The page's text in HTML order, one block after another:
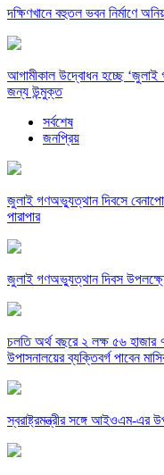
দক্ষিণখানে বহুতল ভবন নির্মাণে
আগামীকাল উদ্বোধন হচ্ছে
জন্য উন্মুক্ত
সর্বশেষ
জনপ্রিয়
জুলাই গণঅভ্যুত্থান দিবসে
পারাপার
জুলাই গণঅভ্যুত্থান দিবস উপলক্ষ্যে
চলতি অর্থ বছরে ২ লক্ষ ৫৬ হাজার
উপাসনালয়ের ব্যক্তিবর্গ পাবেন
স্বরাষ্ট্রমন্ত্রীর সঙ্গে আইওএম-এর